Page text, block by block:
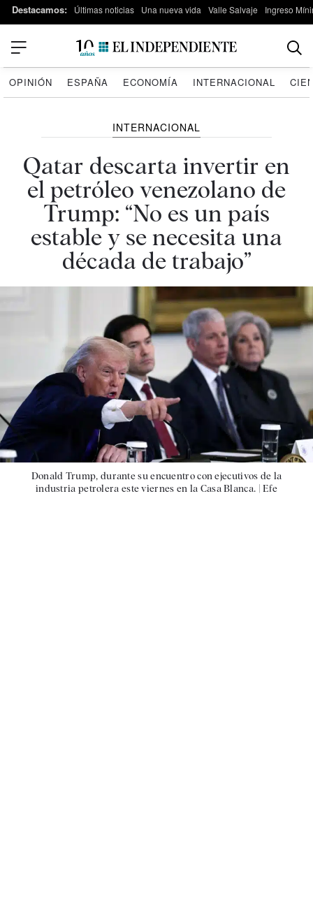
Destacamos: Últimas noticias Una nueva vida Valle Salvaje Ingreso
OPINIÓN ESPAÑA ECONOMÍA INTERNACIONAL
INTERNACIONAL
Qatar descarta invertir en
el petróleo venezolano de
Trump: “No es un país
estable y se necesita una
década de trabajo”
Donald Trump, durante su encuentro con ejecutivos de la
industria petrolera este viernes en la Casa Blanca. |Efe